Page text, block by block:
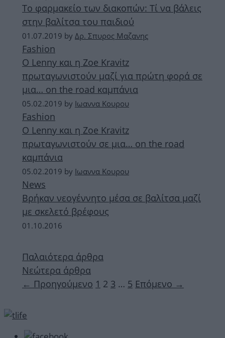
Το φαρμακείο των διακοπών: Τί να βάλεις
στην βαλίτσα του παιδιού
01.07.2019 by Δρ. Σπυρος Μαζανης
Fashion
Ο Lenny και η Zoe Kravitz
πρωταγωνιστούν μαζί για πρώτη φορά σε
μια… on the road καμπάνια
05.02.2019 by Ιωαννα Κουρου
Fashion
Ο Lenny και η Zoe Kravitz
πρωταγωνιστούν σε μια… on the road
καμπάνια
05.02.2019 by Ιωαννα Κουρου
News
Βρήκαν νεογέννητο μέσα σε βαλίτσα μαζί
με σκελετό βρέφους
01.10.2016
Παλαιότερα άρθρα
Νεώτερα άρθρα
← Προηγούμενο Σελίδα
1 Σελίδα
2 Σελίδα
3 … Σελίδα
5 Επόμενο →